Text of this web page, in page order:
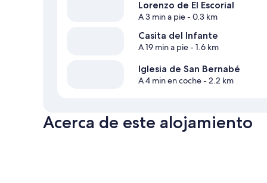
Lorenzo de El Escorial
A 3 min a pie- 0.3 km
Casita del Infante
A 19 min a pie- 1.6 km
Iglesia de San Bernabé
A 4 min en coche- 2.2 km
Acerca de este alojamiento